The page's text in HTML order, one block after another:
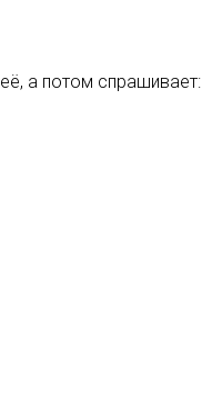
а потом спрашивает: